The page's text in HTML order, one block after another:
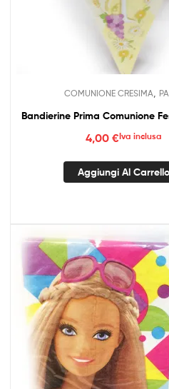
COMUNIONE CRESIMA
Bandierine Prima Comunione
4,00 €Iva inclusa
Aggiungi Al Carrello